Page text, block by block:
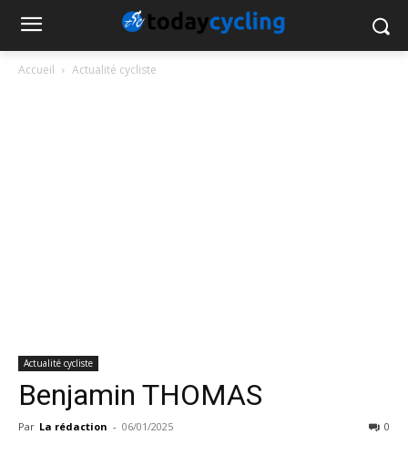
Accueil Actualité cycliste
Actualité cycliste
Benjamin THOMAS
Par La rédaction - 06/01/2025 0